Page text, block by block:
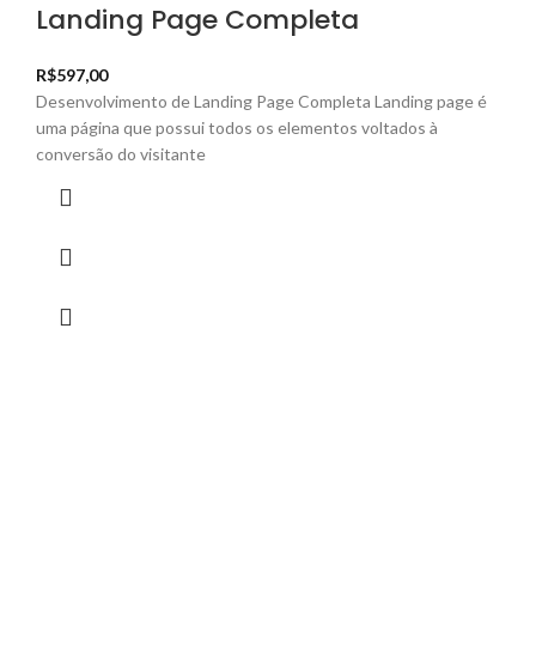
Landing Page Completa
R$597,00
Desenvolvimento de Landing Page Completa Landing page é
uma página que possui todos os elementos voltados à
conversão do visitante